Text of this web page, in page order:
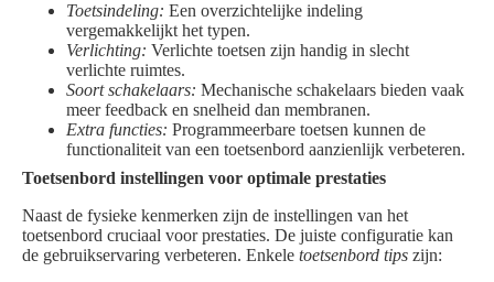
Toetsindeling: Een overzichtelijke indeling
vergemakkelijkt het typen.
Verlichting: Verlichte toetsen zijn handig in slecht
verlichte ruimtes.
Soort schakelaars: Mechanische schakelaars bieden vaak
meer feedback en snelheid dan membranen.
Extra functies: Programmeerbare toetsen kunnen de
functionaliteit van een toetsenbord aanzienlijk verbeteren.
Toetsenbord instellingen voor optimale prestaties
Naast de fysieke kenmerken zijn de instellingen van het
toetsenbord cruciaal voor prestaties. De juiste configuratie kan
de gebruikservaring verbeteren. Enkele toetsenbord tips zijn: